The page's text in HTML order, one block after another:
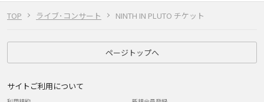
TOP ライブ･コンサート NINTH IN PLUTO チケット
ページトップへ
サイトご利用について